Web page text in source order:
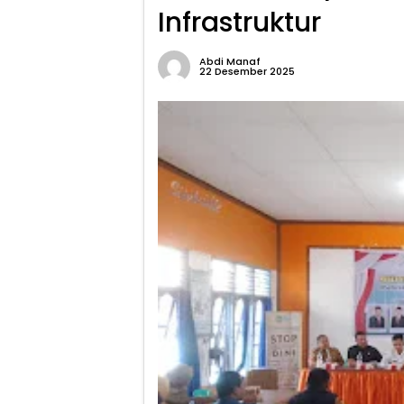
Infrastruktur
Abdi Manaf
22 Desember 2025